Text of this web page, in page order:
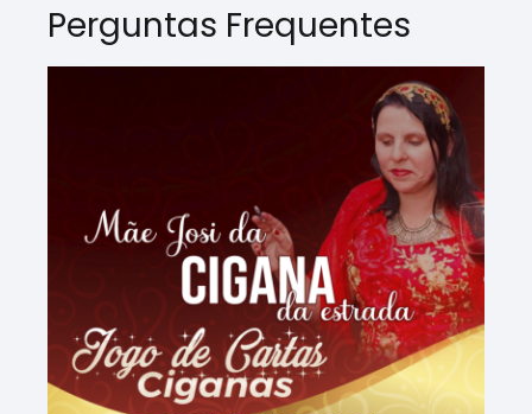
Perguntas Frequentes